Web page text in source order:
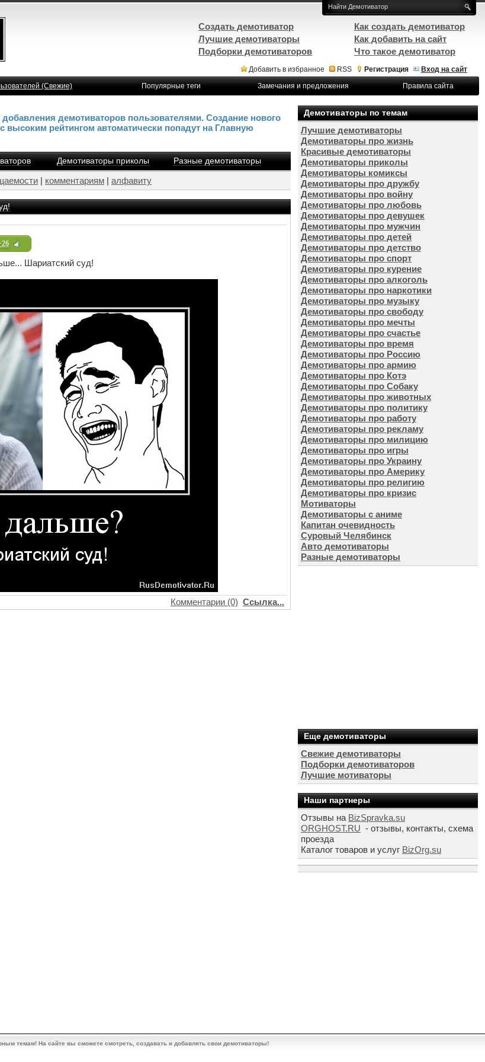
Добавить в избранное RSS Регистрация
Вход на сайт
(Свежие) Популярные теги Замечания и предложения Правила сайта
демотиваторов пользователями. Создание нового
высоким рейтингом автоматически попадут на Главную
Демотиваторы приколы Разные демотиваторы
| комментариям | алфавиту
Шариатский суд!
Комментарии (0) Ссылка...
Демотиваторы по темам
Лучшие демотиваторы
Демотиваторы про жизнь
Красивые демотиваторы
Демотиваторы приколы
Демотиваторы комиксы
Демотиваторы про дружбу
Демотиваторы про войну
Демотиваторы про любовь
Демотиваторы про девушек
Демотиваторы про мужчин
Демотиваторы про детей
Демотиваторы про детство
Демотиваторы про спорт
Демотиваторы про курение
Демотиваторы про алкоголь
Демотиваторы про наркотики
Демотиваторы про музыку
Демотиваторы про свободу
Демотиваторы про мечты
Демотиваторы про счастье
Демотиваторы про время
Демотиваторы про Россию
Демотиваторы про армию
Демотиваторы про Котэ
Демотиваторы про Собаку
Демотиваторы про животных
Демотиваторы про политику
Демотиваторы про работу
Демотиваторы про рекламу
Демотиваторы про милицию
Демотиваторы про игры
Демотиваторы про Украину
Демотиваторы про Америку
Демотиваторы про религию
Демотиваторы про кризис
Мотиваторы
Демотиваторы с аниме
Капитан очевидность
Суровый Челябинск
Авто демотиваторы
Разные демотиваторы
Еще демотиваторы
Свежие демотиваторы
Подборки демотиваторов
Лучшие мотиваторы
Наши партнеры
Отзывы на BizSpravka.su
ORGHOST.RU - отзывы, контакты, схема
проезда
Каталог товаров и услуг BizOrg.su
Создать демотиватор
Лучшие демотиваторы
Подборки демотиваторов
Как создать демотиватор
Как добавить на сайт
Что такое демотиватор
темам! На сайте вы сможете смотреть, создавать и добавлять свои демотиваторы!